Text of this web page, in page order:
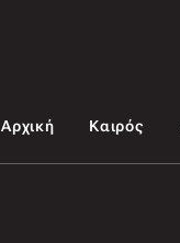
Αρχική Καιρός